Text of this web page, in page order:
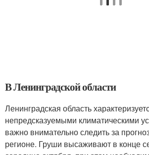
В Ленинградской области
Ленинградская область
непредсказуемыми климатическими
важно внимательно следить за
регионе. Груши высаживают в конце